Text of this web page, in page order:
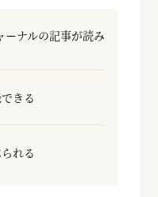
ナルの記事が読み
きる
れる